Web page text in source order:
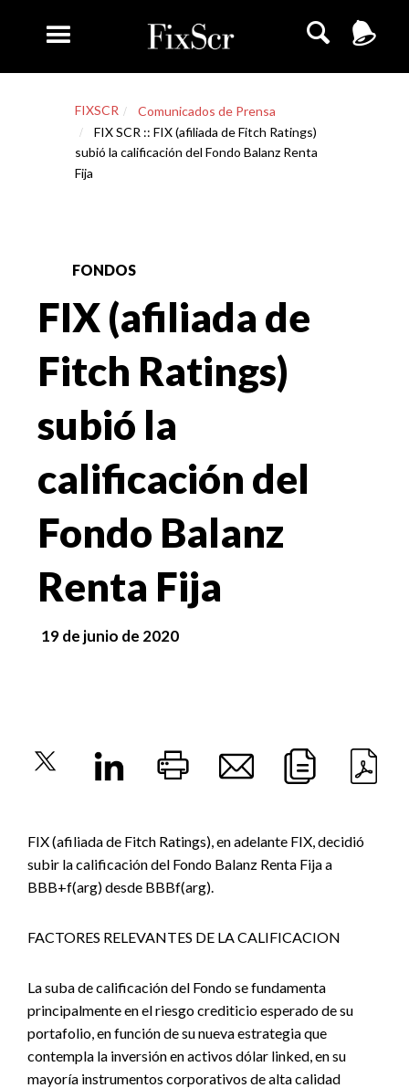
FIXSCR
Comunicados de Prensa
FIX SCR :: FIX (afiliada de Fitch Ratings)
subió la calificación del Fondo Balanz Renta
Fija
FONDOS
FIX (afiliada de
Fitch Ratings)
subió la
calificación del
Fondo Balanz
Renta Fija
19 de junio de 2020
FIX (afiliada de Fitch Ratings), en adelante FIX, decidió
subir la calificación del Fondo Balanz Renta Fija a
BBB+f(arg) desde BBBf(arg).
FACTORES RELEVANTES DE LA CALIFICACION
La suba de calificación del Fondo se fundamenta
principalmente en el riesgo crediticio esperado de su
portafolio, en función de su nueva estrategia que
contempla la inversión en activos dólar linked, en su
mayoría instrumentos corporativos de alta calidad